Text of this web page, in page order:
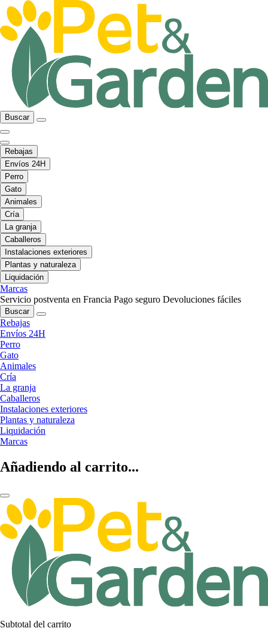
Buscar
Rebajas
Envíos 24H
Perro
Gato
Animales
Cría
La granja
Caballeros
Instalaciones exteriores
Plantas y naturaleza
Liquidación
Marcas
Servicio postventa en Francia Pago seguro Devoluciones fáciles
Buscar
Rebajas
Envíos 24H
Perro
Gato
Animales
Cría
La granja
Caballeros
Instalaciones exteriores
Plantas y naturaleza
Liquidación
Marcas
Añadiendo al carrito...
Subtotal del carrito